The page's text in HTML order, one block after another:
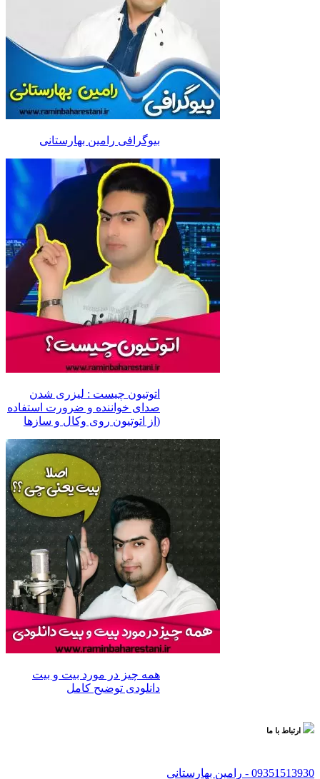
بیوگرافی رامین بهارستانی
اتوتیون چیست : لیزری شدن
صدای خواننده و ضرورت استفاده
از اتوتیون روی وکال و سازها)
همه چیز در مورد بیت و بیت
دانلودی توضیح کامل
ارتباط با ما
09351513930 - رامین بهارستانی